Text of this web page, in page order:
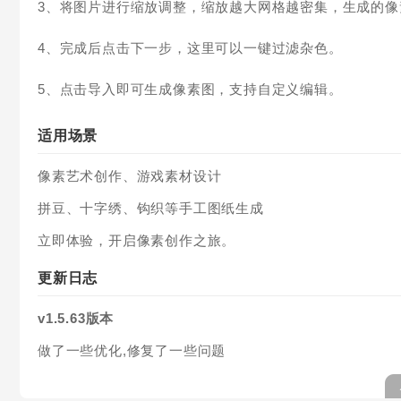
3、将图片进行缩放调整，缩放越大网格越密集，生成的像
4、完成后点击下一步，这里可以一键过滤杂色。
5、点击导入即可生成像素图，支持自定义编辑。
适用场景
像素艺术创作、游戏素材设计
拼豆、十字绣、钩织等手工图纸生成
立即体验，开启像素创作之旅。
更新日志
v1.5.63版本
做了一些优化,修复了一些问题